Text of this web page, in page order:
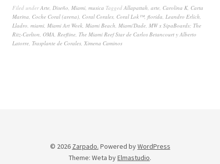
Filed underArte Diseño Miami musica Tagged Allapattah arte Carolina K, Carta
Marina Coche Coral (arena) Coral Corales Coral Lok™, florida Leandro Erlich
Lladro miami Miami Art Week Miami Beach Miami'Dade MW x SipaBoards; The
Ritz-Carlton OMA Reefline The Miami Reef Star de Carlos Betancourt y Alberto
Latorre Trasplante de Corales Ximena Caminos
© 2026 Zarpado. Powered byWordPress
Theme: Weta byElmastudio.